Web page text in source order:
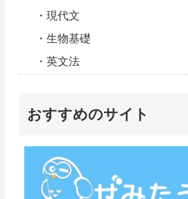
現代文
生物基礎
英文法
おすすめのサイト